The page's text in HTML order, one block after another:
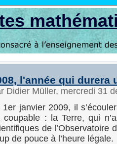
l'année qui durera
Didier Müller, mercredi 31
1er janvier 2009, il
coupable : la Terre, qui
de l’Observatoire
de pouce à l’heure légale.